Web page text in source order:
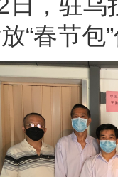
“春节包